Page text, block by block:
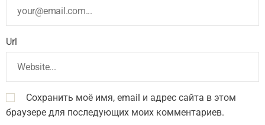
Url
Сохранить моё имя, email и адрес сайта в этом
браузере для последующих моих комментариев.